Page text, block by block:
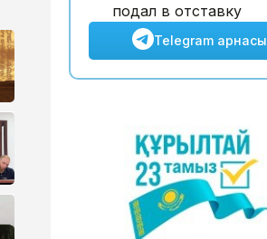
подал в отставку
Telegram арнасы